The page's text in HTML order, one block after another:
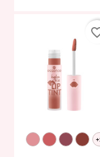
EL954290.03